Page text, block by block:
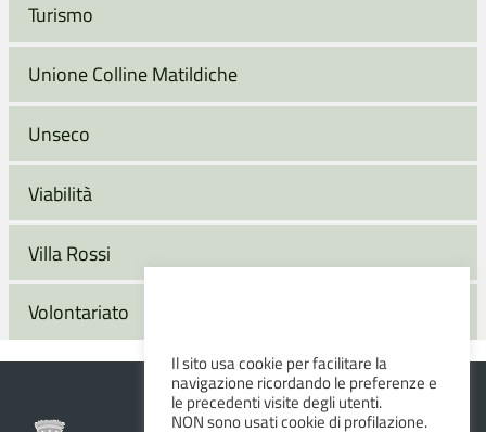
Turismo
Unione Colline Matildiche
Unseco
Viabilità
Villa Rossi
Volontariato
Il sito usa cookie per facilitare la
navigazione ricordando le preferenze e
le precedenti visite degli utenti.
NON sono usati cookie di profilazione.